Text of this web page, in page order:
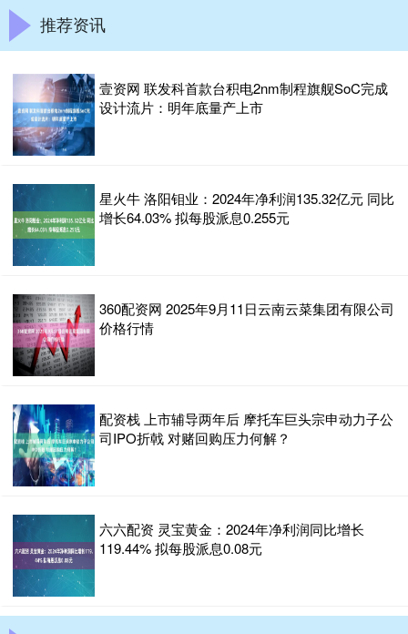
推荐资讯
壹资网 联发科首款台积电2nm制程旗舰SoC完成
设计流片：明年底量产上市
星火牛 洛阳钼业：2024年净利润135.32亿元 同比
增长64.03% 拟每股派息0.255元
360配资网 2025年9月11日云南云菜集团有限公司
价格行情
配资栈 上市辅导两年后 摩托车巨头宗申动力子公
司IPO折戟 对赌回购压力何解？
六六配资 灵宝黄金：2024年净利润同比增长
119.44% 拟每股派息0.08元